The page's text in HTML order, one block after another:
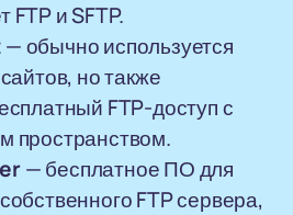
FTP и SFTP.
— обычно используется
но также
FTP-доступ с
пространством.
— бесплатное ПО для
FTP сервера,